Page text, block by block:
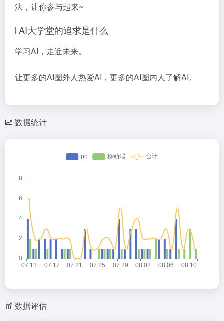
法，让你参与起来~
AI大学堂的追求是什么
学习AI，走近未来。
让更多的AI圈外人热爱AI，更多的AI圈内人了解AI。
数据统计
数据评估